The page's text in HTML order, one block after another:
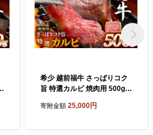
希少 越前福牛 さっぱりコク
旨 特選カルビ 焼肉用 500g
牛 赤身和牛 かるび 肉 牛 牛
寄附金額 25,000円